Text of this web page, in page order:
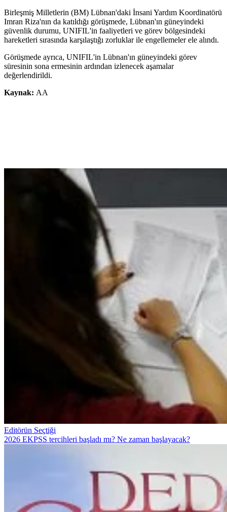
Birleşmiş Milletlerin (BM) Lübnan'daki İnsani Yardım Koordinatörü
Imran Riza'nın da katıldığı görüşmede, Lübnan'ın güneyindeki
güvenlik durumu, UNIFIL'in faaliyetleri ve görev bölgesindeki
hareketleri sırasında karşılaştığı zorluklar ile engellemeler ele alındı.
Görüşmede ayrıca, UNIFIL'in Lübnan'ın güneyindeki görev
süresinin sona ermesinin ardından izlenecek aşamalar
değerlendirildi.
Kaynak: AA
Editörün Seçtiği
2026 EKPSS tercihleri başladı mı? Ne zaman başlayacak?